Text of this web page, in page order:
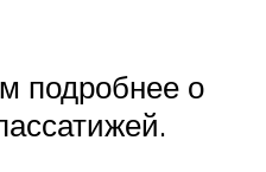
подробнее о